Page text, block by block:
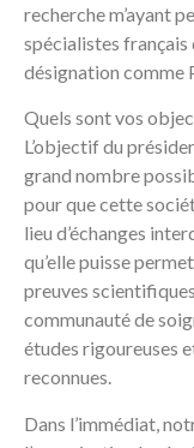
recherche m’ayant
spécialistes
désignation comme
Quels sont vos
L’objectif du
grand nombre
pour que cette
lieu d’échanges
qu’elle puisse
preuves
communauté de
études rigoureuses
reconnues.
Dans l’immédiat,